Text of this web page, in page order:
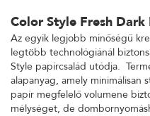
Color Style Fresh Dark
Az egyik legjobb minőségű
legtöbb technológiánál
Style papírcsalád utódja.
alapanyag, amely
papír megfelelő volumene
mélységet, de